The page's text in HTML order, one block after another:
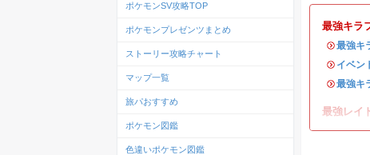
最強キラ
・最強キ
・ イベン
・最強キ
最強レイ
ポケモンSV攻略TOP
ポケモンプレゼンツまとめ
ストーリー攻略チャート
マップ一覧
旅パおすすめ
ポケモン図鑑
色違いポケモン図鑑